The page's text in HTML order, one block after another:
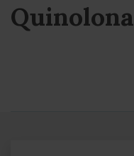
Quinolona